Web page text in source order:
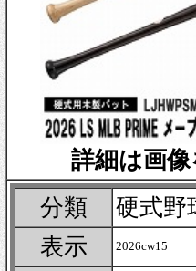
詳細は画像
分類
硬式野
表示
2026cw15